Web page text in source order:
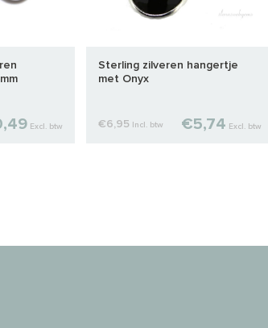
Excl. btw
Sterling zilveren hangertje
met Onyx
€6,95 Incl. btw €5,74 Excl. btw